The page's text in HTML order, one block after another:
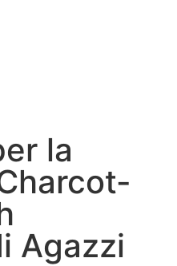
la
Agazzi